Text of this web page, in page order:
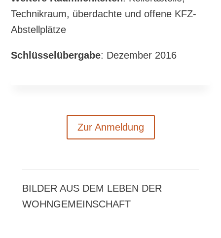
Tech­nik­raum, über­dach­te und offe­ne KFZ-
Abstellplätze
Schlüs­sel­über­ga­be: Dezem­ber 2016
Zur Anmel­dung
BIL­DER AUS DEM LEBEN DER
WOHNGEMEINSCHAFT